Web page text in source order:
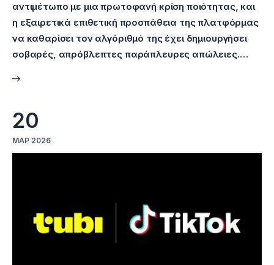
αντιμέτωπο με μια πρωτοφανή κρίση ποιότητας, και
η εξαιρετικά επιθετική προσπάθεια της πλατφόρμας
να καθαρίσει τον αλγόριθμό της έχει δημιουργήσει
σοβαρές, απρόβλεπτες παράπλευρες απώλειες.…
20
ΜΑΡ 2026